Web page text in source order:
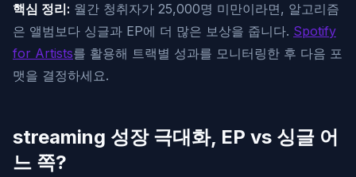
핵심 정리: 월간 청취자가 25,000명 미만이라면, 알고리즘
은 앨범보다 싱글과 EP에 더 많은 보상을 줍니다. Spotify
for Artists를 활용해 트랙별 성과를 모니터링한 후 다음 포
맷을 결정하세요.
streaming 성장 극대화, EP vs 싱글 어
느 쪽?